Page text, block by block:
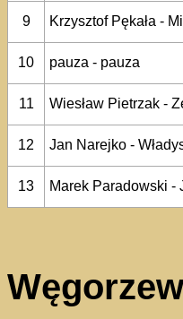
9
Krzysztof Pękała -
10
pauza - pauza
11
Wiesław Pietrzak -
12
Jan Narejko -
13
Marek Paradowski -